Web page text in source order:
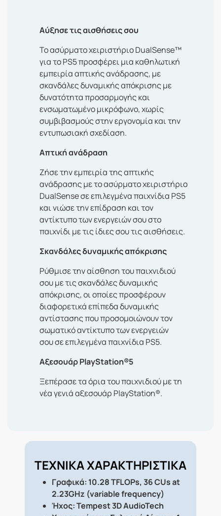
Αύξησε τις αισθήσεις σου
Το ασύρματο χειριστήριο DualSense™
για το PS5 προσφέρει μια καθηλωτική
εμπειρία απτικής ανάδρασης, με
σκανδάλες δυναμικής απόκρισης με
δυνατότητα προσαρμογής και
ενσωματωμένο μικρόφωνο, χωρίς
συμβιβασμούς στην εργονομία και την
εντυπωσιακή σχεδίαση.
Απτική ανάδραση
Ζήσε την εμπειρία της απτικής
ανάδρασης με το ασύρματο χειριστήριο
DualSense σε επιλεγμένα παιχνίδια PS5
και νιώσε την επίδραση και τον
αντίκτυπο των ενεργειών σου στο
παιχνίδι με τις ίδιες σου τις αισθήσεις.
Σκανδάλες δυναμικής απόκρισης
Ρύθμισε την αίσθηση του παιχνιδιού
σου με τις σκανδάλες δυναμικής
απόκρισης, οι οποίες προσφέρουν
διαφορετικά επίπεδα δυναμικής
αντίστασης που προσομοιώνουν τον
σωματικό αντίκτυπο των ενεργειών
σου σε επιλεγμένα παιχνίδια PS5.
Αξεσουάρ PlayStation®5
Ξεπέρασε τα όρια του παιχνιδιού με τη
νέα γενιά αξεσουάρ PlayStation®.
ΤΕΧΝΙΚΑ ΧΑΡΑΚΤΗΡΙΣΤΙΚΑ
Γραφικά: 10.28 TFLOPs, 36 CUs at
2.23GHz (variable frequency)
Ήχος: Tempest 3D AudioTech